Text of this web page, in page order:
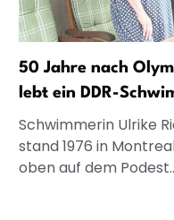
50 Jahre nach
lebt ein DDR-
Schwimmerin Ulrike
stand 1976 in
oben auf dem